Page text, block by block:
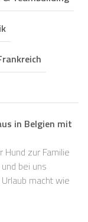
in Belgien mit
Hund zur Familie
bei uns
macht wie